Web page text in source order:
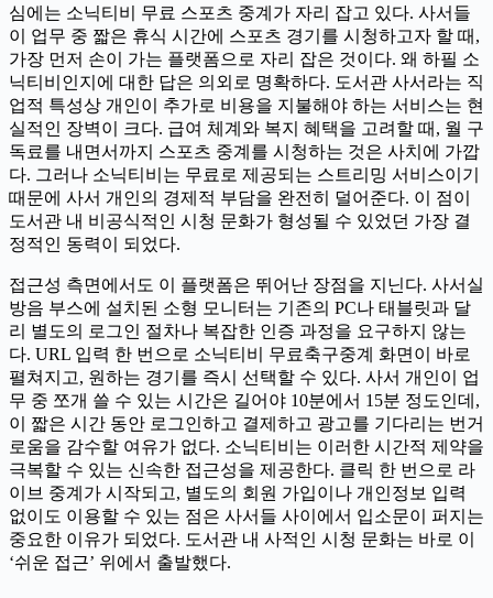
심에는 소닉티비 무료 스포츠 중계가 자리 잡고 있다. 사서들
이 업무 중 짧은 휴식 시간에 스포츠 경기를 시청하고자 할 때,
가장 먼저 손이 가는 플랫폼으로 자리 잡은 것이다. 왜 하필 소
닉티비인지에 대한 답은 의외로 명확하다. 도서관 사서라는 직
업적 특성상 개인이 추가로 비용을 지불해야 하는 서비스는 현
실적인 장벽이 크다. 급여 체계와 복지 혜택을 고려할 때, 월 구
독료를 내면서까지 스포츠 중계를 시청하는 것은 사치에 가깝
다. 그러나 소닉티비는 무료로 제공되는 스트리밍 서비스이기
때문에 사서 개인의 경제적 부담을 완전히 덜어준다. 이 점이
도서관 내 비공식적인 시청 문화가 형성될 수 있었던 가장 결
정적인 동력이 되었다.
접근성 측면에서도 이 플랫폼은 뛰어난 장점을 지닌다. 사서실
방음 부스에 설치된 소형 모니터는 기존의 PC나 태블릿과 달
리 별도의 로그인 절차나 복잡한 인증 과정을 요구하지 않는
다. URL 입력 한 번으로 소닉티비 무료축구중계 화면이 바로
펼쳐지고, 원하는 경기를 즉시 선택할 수 있다. 사서 개인이 업
무 중 쪼개 쓸 수 있는 시간은 길어야 10분에서 15분 정도인데,
이 짧은 시간 동안 로그인하고 결제하고 광고를 기다리는 번거
로움을 감수할 여유가 없다. 소닉티비는 이러한 시간적 제약을
극복할 수 있는 신속한 접근성을 제공한다. 클릭 한 번으로 라
이브 중계가 시작되고, 별도의 회원 가입이나 개인정보 입력
없이도 이용할 수 있는 점은 사서들 사이에서 입소문이 퍼지는
중요한 이유가 되었다. 도서관 내 사적인 시청 문화는 바로 이
‘쉬운 접근’ 위에서 출발했다.